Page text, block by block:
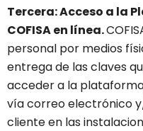
Tercera: Acceso a la
COFISA en línea.
personal por medios
entrega de las claves
acceder a la plataforma
vía correo electrónico
cliente en las